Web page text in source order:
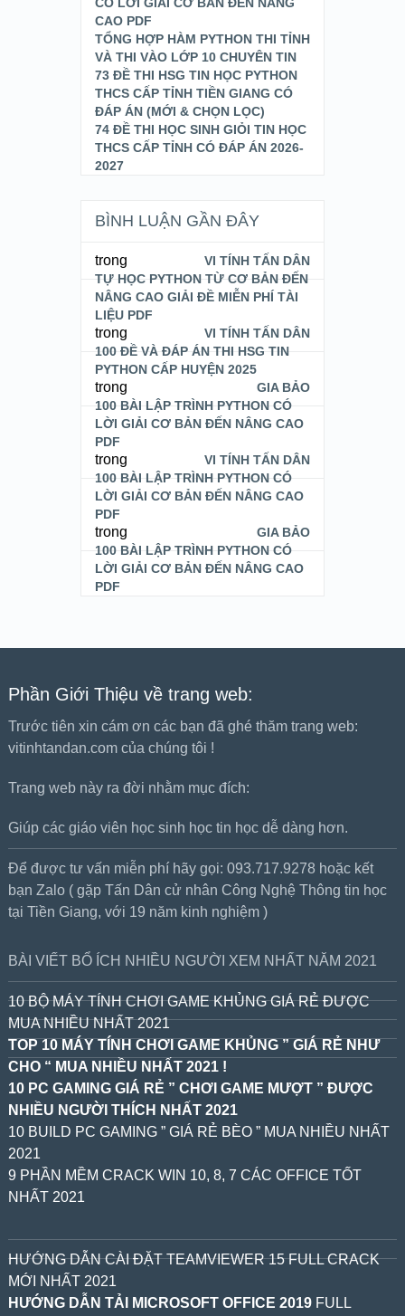
CAO PDF
TỔNG HỢP HÀM PYTHON THI TỈNH
VÀ THI VÀO LỚP 10 CHUYÊN TIN
73 ĐỀ THI HSG TIN HỌC PYTHON
THCS CẤP TỈNH TIỀN GIANG CÓ
ĐÁP ÁN (MỚI & CHỌN LỌC)
74 ĐỀ THI HỌC SINH GIỎI TIN HỌC
THCS CẤP TỈNH CÓ ĐÁP ÁN 2026-
2027
BÌNH LUẬN GẦN ĐÂY
VI TÍNH TẤN DÂN
trong
TỰ HỌC PYTHON TỪ CƠ BẢN ĐẾN
NÂNG CAO GIẢI ĐỀ MIỄN PHÍ TÀI
LIỆU PDF
VI TÍNH TẤN DÂN
trong
100 ĐỀ VÀ ĐÁP ÁN THI HSG TIN
PYTHON CẤP HUYỆN 2025
GIA BẢO
trong
100 BÀI LẬP TRÌNH PYTHON CÓ
LỜI GIẢI CƠ BẢN ĐẾN NÂNG CAO
PDF
VI TÍNH TẤN DÂN
trong
100 BÀI LẬP TRÌNH PYTHON CÓ
LỜI GIẢI CƠ BẢN ĐẾN NÂNG CAO
PDF
GIA BẢO
trong
100 BÀI LẬP TRÌNH PYTHON CÓ
LỜI GIẢI CƠ BẢN ĐẾN NÂNG CAO
PDF
Phần Giới Thiệu về trang web:
Trước tiên xin cám ơn các bạn đã ghé thăm trang web:
vitinhtandan.com của chúng tôi !
Trang web này ra đời nhằm mục đích:
Giúp các giáo viên học sinh học tin học dễ dàng hơn.
Để được tư vấn miễn phí hãy gọi: 093.717.9278 hoặc kết
bạn Zalo ( gặp Tấn Dân cử nhân Công Nghệ Thông tin học
tại Tiền Giang, với 19 năm kinh nghiệm )
BÀI VIẾT BỔ ÍCH NHIỀU NGƯỜI XEM NHẤT NĂM 2021
10 BỘ MÁY TÍNH CHƠI GAME KHỦNG GIÁ RẺ ĐƯỢC
MUA NHIỀU NHẤT 2021
TOP 10 MÁY TÍNH CHƠI GAME KHỦNG ” GIÁ RẺ NHƯ
CHO “ MUA NHIỀU NHẤT 2021 !
10 PC GAMING GIÁ RẺ ” CHƠI GAME MƯỢT ” ĐƯỢC
NHIỀU NGƯỜI THÍCH NHẤT 2021
10 BUILD PC GAMING ” GIÁ RẺ BÈO ” MUA NHIỀU NHẤT
2021
9 PHẦN MỀM CRACK WIN 10, 8, 7 CÁC OFFICE TỐT
NHẤT 2021
HƯỚNG DẪN CÀI ĐẶT TEAMVIEWER 15 FULL CRACK
MỚI NHẤT 2021
HƯỚNG DẪN TẢI MICROSOFT OFFICE 2019FULL